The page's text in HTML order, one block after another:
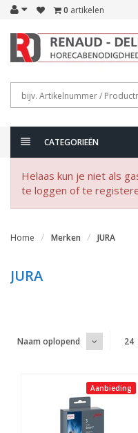
0 artikelen
CATEGORIEËN
Helaas kun je niet als
te loggen of te
Home Merken JURA
JURA
Naam oplopend 24
Aanbieding